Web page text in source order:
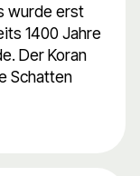
wurde erst
1400 Jahre
Der Koran
Schatten